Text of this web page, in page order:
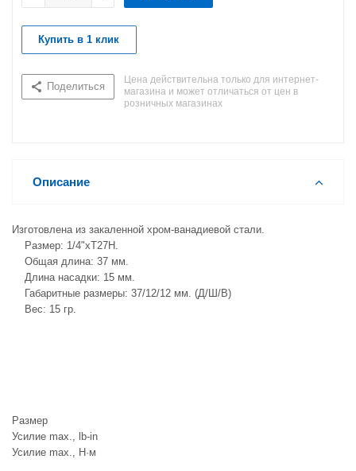
Купить в 1 клик
Поделиться
Цена действительна только для интернет-
магазина и может отличаться от цен в
розничных магазинах
Описание
Изготовлена из закаленной хром-ванадиевой стали.
Размер: 1/4"хТ27H.
Общая длина: 37 мм.
Длина насадки: 15 мм.
Габаритные размеры: 37/12/12 мм. (Д/Ш/В)
Вес: 15 гр.
Размер
Усилие max., lb-in
Усилие max., Н·м